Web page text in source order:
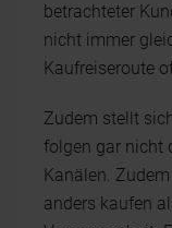
betrachteter
nicht immer
Kaufreiseroute
Zudem stellt
folgen gar nicht
Kanälen.
anders kaufen